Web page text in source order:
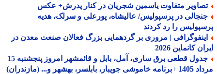
متفاوت یاسمین شجریان در کنار پدرش+ عکس
در پرسپولیس/ عالیشاه، پورعلی و سرلک، هدیه
را رد کردند
| مروری بر گردهمایی بزرگ فعالان صنعت معدن در
کانماین 2026
جدول قطعی برق ساری، آمل، بابل و قائمشهر امروز پنجشنبه 15
بابلسر، بهشهر و... (مازندران)